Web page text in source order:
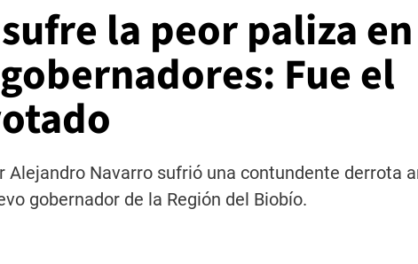
la peor paliza en
Fue el
Alejandro Navarro sufrió una contundente derrota
gobernador de la Región del Biobío.